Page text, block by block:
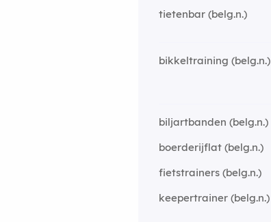
tietenbar (belg.n.)
bikkeltraining (belg.n.)
biljartbanden (belg.n.)
boerderijflat (belg.n.)
fietstrainers (belg.n.)
keepertrainer (belg.n.)